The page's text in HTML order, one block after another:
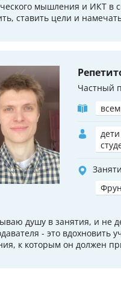
мышления и ИКТ в
ставить цели и
Частный
душу в занятия, и не
- это вдохновить
к которым он должен